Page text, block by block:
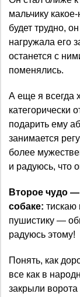
мальчику
будет трудно,
нагружала его
останется с
поменялись.
А еще я всегда
категорически
подарить ему
занимается
более
и радуюсь, что
Второе чудо
собаке: тискаю
пушистику —
радуюсь этому!
Понять, как
все как в
закрыли